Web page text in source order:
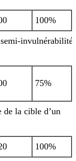
100%
invulnérabilité
75%
de la cible d’un
100%